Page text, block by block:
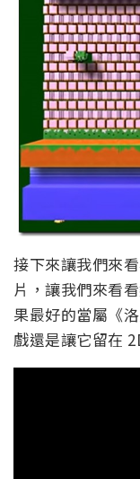
接下來讓我們來
片，讓我們來看
果最好的當屬《
戲還是讓它留在